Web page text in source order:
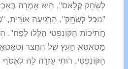
לְשַׂחֵק קְלָאס", הִיא אָמְרָה
"נוּכַל לְשַׂחֵק", הָרְגִיעָה
חֲתִיכוֹת הַקּוֹנְפֵטִי הַלָּלוּ לַפַּח".
מַטְאֲטֵא הָעֵץ שֶׁל הֶחָצֵר
הַקּוֹנְפֵטִי, רוּתִי עָזְרָה לָהּ